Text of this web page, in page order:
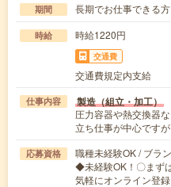
期間 長期でお仕事できる方
時給 時給1220円
交通費
交通費規定内支給
仕事内容 製造（組立・加工）
圧力容器や熱交換器
立ち仕事が中心です
応募資格
職種未経験OK / ブラ
◆未経験OK！〇まず
気軽にオンライン登